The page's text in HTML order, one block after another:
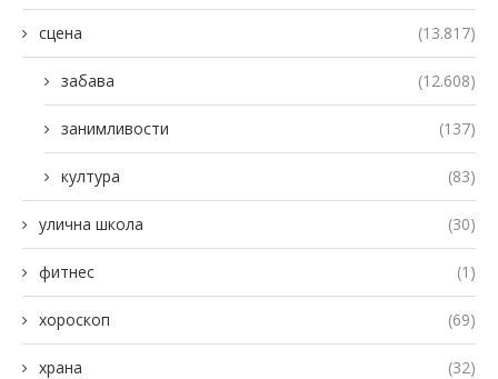
сцена (13.817)
забава (12.608)
занимливости (137)
култура (83)
улична школа (30)
фитнес (1)
хороскоп (69)
храна (32)